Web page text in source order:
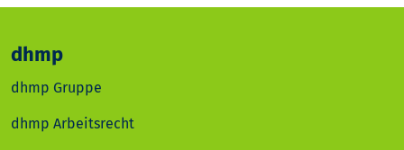
dhmp
dhmp Gruppe
dhmp Arbeitsrecht